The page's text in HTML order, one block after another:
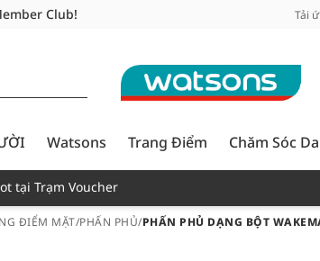
Club!
hàng từ 249,000Đ
dụng khu vực TP. Hồ Chí Minh Tải
Watsons Trang Điểm Chăm Sóc Da
tại Trạm Voucher
ĐIỂM MẶT/PHẤN PHỦ/PHẤN PHỦ DẠNG BỘT